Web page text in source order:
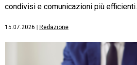
condivisi e comunicazioni più efficienti.
15.07.2026 Redazione